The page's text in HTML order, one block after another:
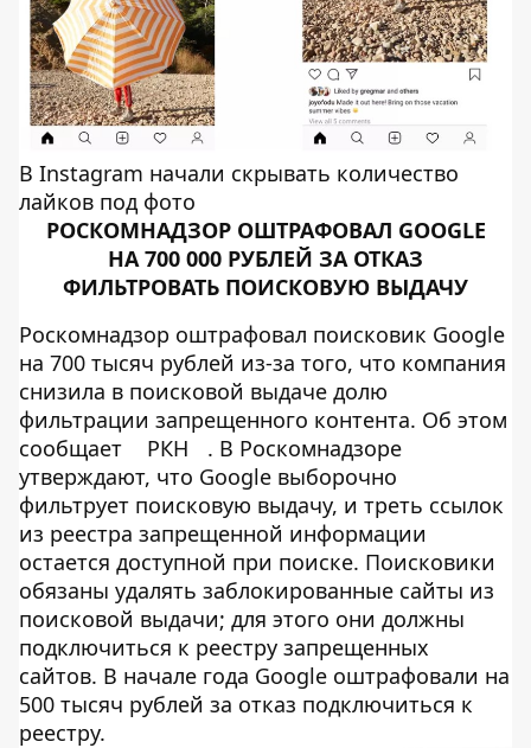
В Instagram начали скрывать количество
лайков под фото
РОСКОМНАДЗОР ОШТРАФОВАЛ GOOGLE
НА 700 000 РУБЛЕЙ ЗА ОТКАЗ
ФИЛЬТРОВАТЬ ПОИСКОВУЮ ВЫДАЧУ
Роскомнадзор оштрафовал поисковик Google
на 700 тысяч рублей из-за того, что компания
снизила в поисковой выдаче долю
фильтрации запрещенного контента. Об этом
сообщает
РКН
. В Роскомнадзоре
утверждают, что Google выборочно
фильтрует поисковую выдачу, и треть ссылок
из реестра запрещенной информации
остается доступной при поиске. Поисковики
обязаны удалять заблокированные сайты из
поисковой выдачи; для этого они должны
подключиться к реестру запрещенных
сайтов. В начале года Google оштрафовали на
500 тысяч рублей за отказ подключиться к
реестру.